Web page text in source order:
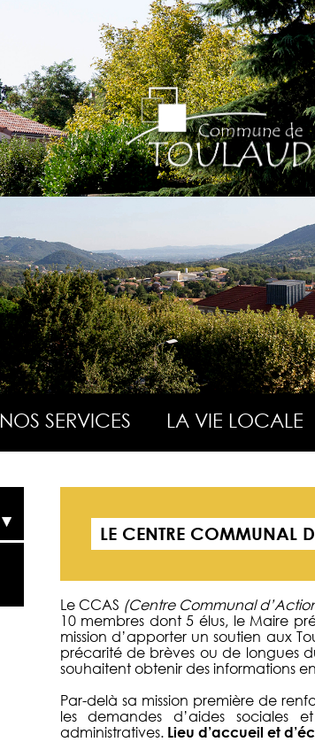
NOS SERVICES LA VIE LOCALE
LE CENTRE COMMUNAL
Le CCAS (Centre Communal
10 membres dont 5 élus, le Maire
mission d’apporter un soutien aux
précarité de brèves ou de longues
souhaitent obtenir des informations
Par-delà sa mission première de
les demandes d’aides sociales
administratives. Lieu d’accueil et